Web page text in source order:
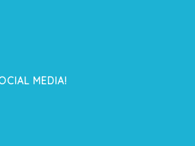
MEDIA!